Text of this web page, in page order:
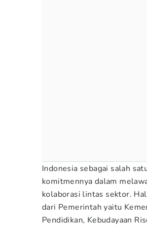
Indonesia sebagai salah
komitmennya dalam
kolaborasi lintas sektor.
dari Pemerintah yaitu
Pendidikan, Kebudayaan